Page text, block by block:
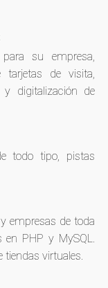
su empresa,
tarjetas de visita,
y digitalización de
todo tipo, pistas
empresas de toda
en PHP y MySQL.
tiendas virtuales.